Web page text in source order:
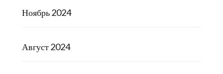
Ноябрь 2024
Август 2024